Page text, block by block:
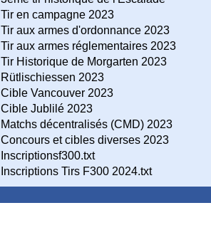
Tir en campagne 2023
Tir aux armes d'ordonnance 2023
Tir aux armes réglementaires 2023
Tir Historique de Morgarten 2023
Rütlischiessen 2023
Cible Vancouver 2023
Cible Jublilé 2023
Matchs décentralisés (CMD) 2023
Concours et cibles diverses 2023
Inscriptionsf300.txt
Inscriptions Tirs F300 2024.txt